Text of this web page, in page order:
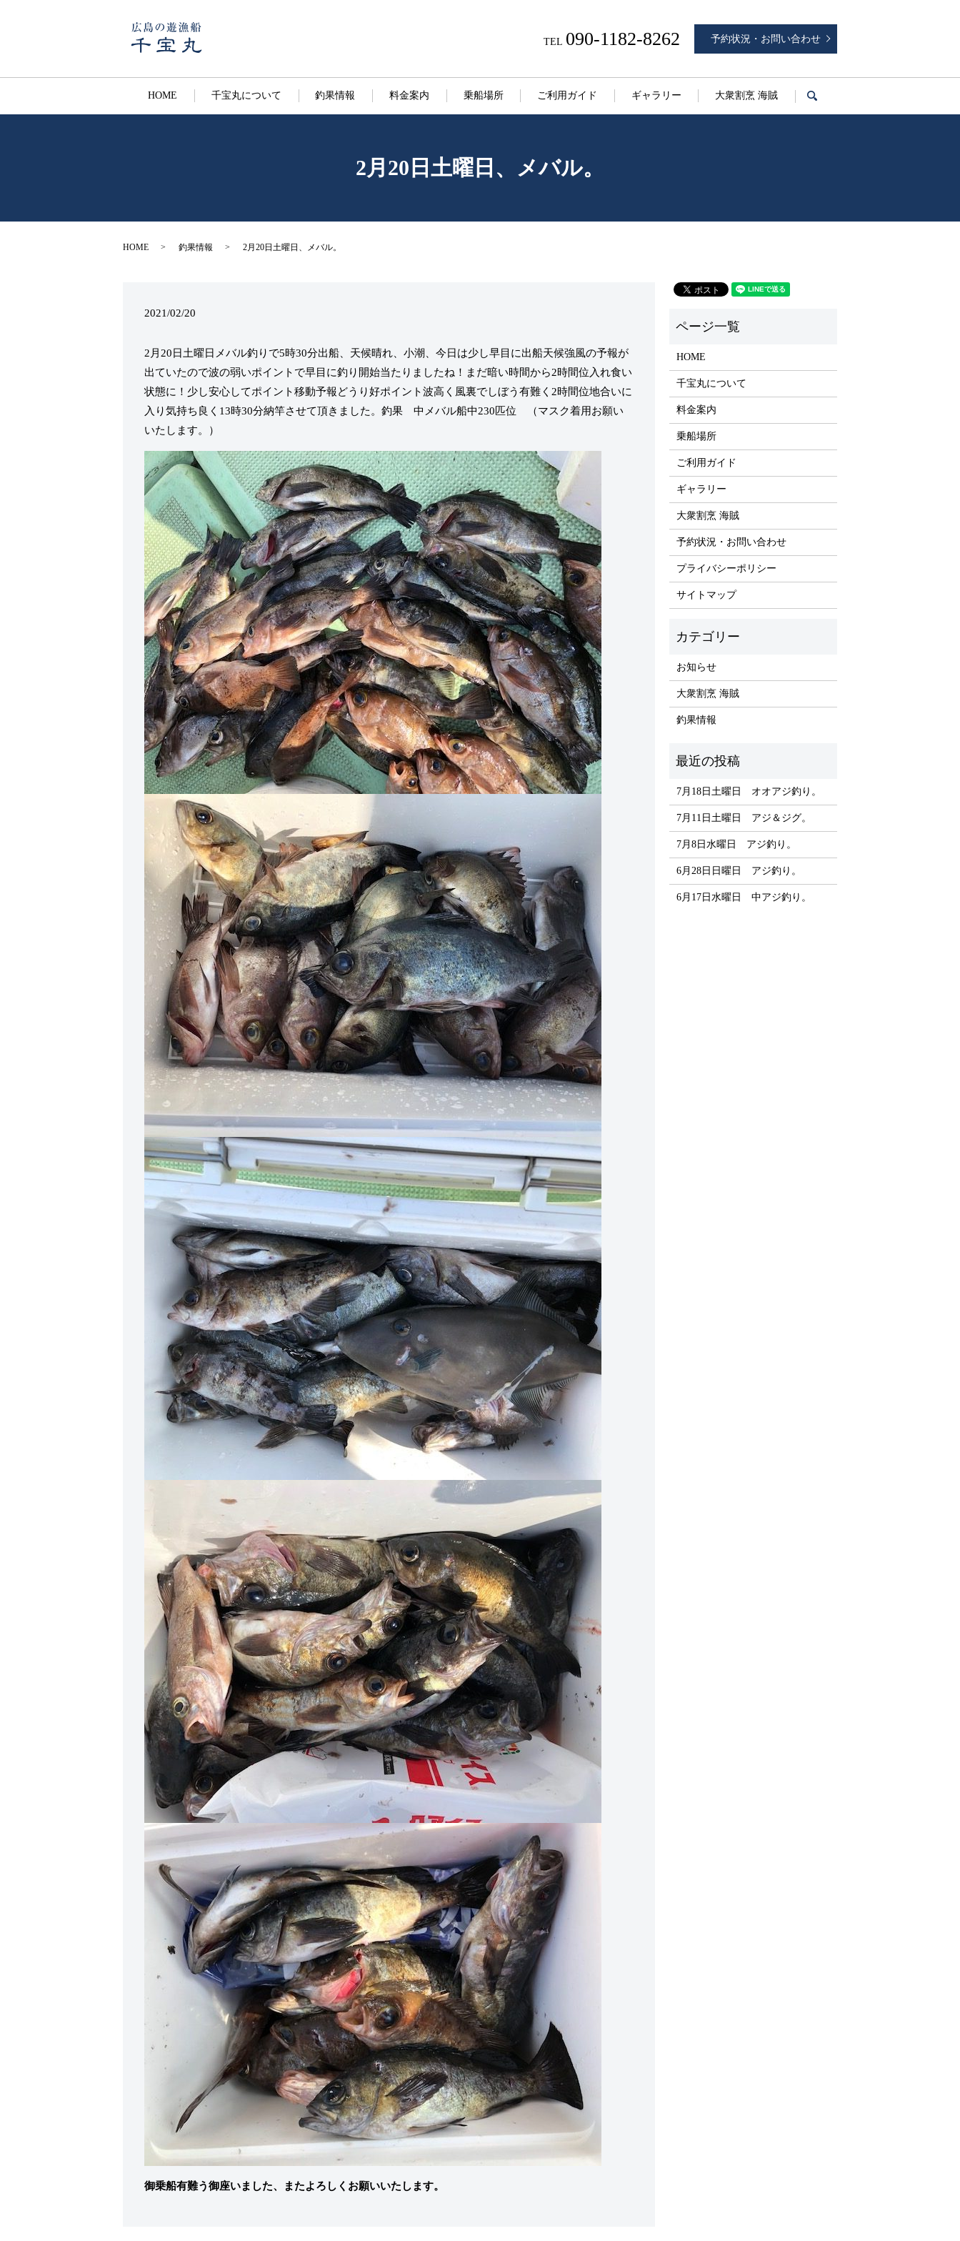
HOME 千宝丸について 釣果情報 料金案内 乗船場所 ご利用ガイド ギャラリー 大衆割烹 海賊 search
TEL 090-1182-8262 予約状況・お問い合わせ
2月20日土曜日、メバル。
HOME 釣果情報 2月20日土曜日、メバル。
2021/02/20
2月20日土曜日メバル釣りで5時30分出船、天候晴れ、小潮、今日は少し早目に出船天候強風の予報が
出ていたので波の弱いポイントで早目に釣り開始当たりましたね！まだ暗い時間から2時間位入れ食い
状態に！少し安心してポイント移動予報どうり好ポイント波高く風裏でしぼう有難く2時間位地合いに
入り気持ち良く13時30分納竿させて頂きました。釣果 中メバル船中230匹位 （マスク着用お願い
いたします。）
御乗船有難う御座いました、またよろしくお願いいたします。
HOME
千宝丸について
料金案内
乗船場所
ご利用ガイド
ギャラリー
大衆割烹 海賊
予約状況・お問い合わせ
プライバシーポリシー
サイトマップ
お知らせ
大衆割烹 海賊
釣果情報
7月18日土曜日 オオアジ釣り。
7月11日土曜日 アジ＆ジグ。
7月8日水曜日 アジ釣り。
6月28日日曜日 アジ釣り。
6月17日水曜日 中アジ釣り。